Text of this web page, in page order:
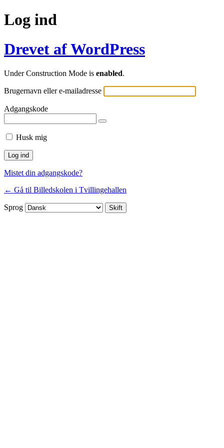
Log ind
Drevet af WordPress
Under Construction Mode is enabled.
Brugernavn eller e-mailadresse
Adgangskode
Husk mig
Mistet din adgangskode?
← Gå til Billedskolen i Tvillingehallen
Sprog